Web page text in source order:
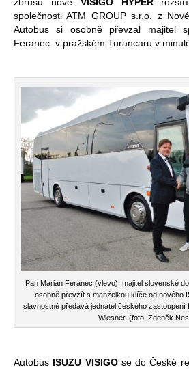
společnosti ATM GROUP s.r.o. z
Autobus si osobně převzal majitel
Feranec v pražském Turancaru v
Pan Marian Feranec (vlevo), majitel slovenské
osobně převzít s manželkou klíče od nového
slavnostně předává jednatel českého zastoupení
Wiesner. (foto: Zdeněk
Autobus ISUZU VISIGOse do České